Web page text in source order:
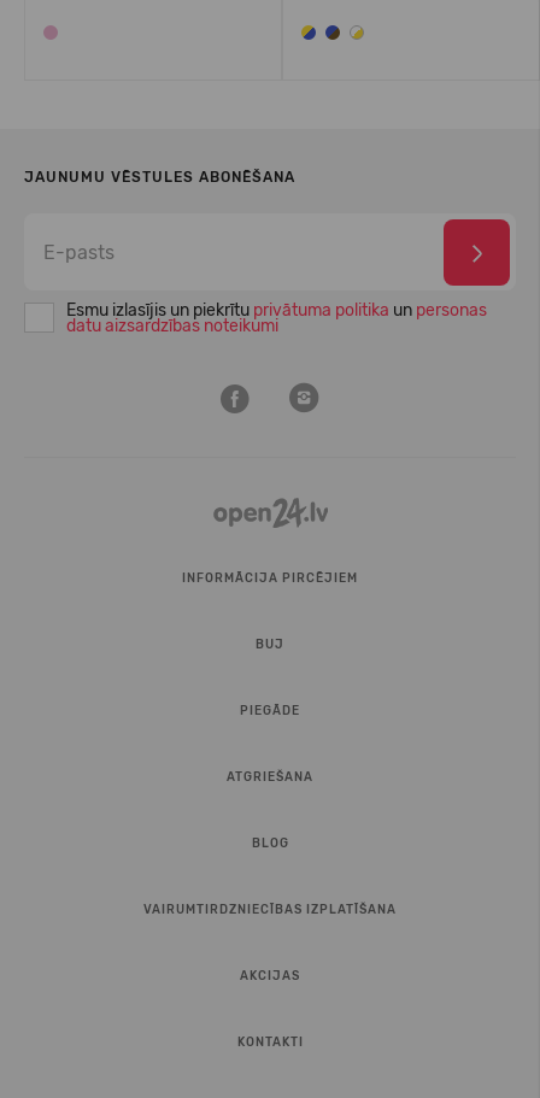
JAUNUMU VĒSTULES ABONĒŠANA
Esmu izlasījis un piekrītu privātuma politika un personas
datu aizsardzības noteikumi
INFORMĀCIJA PIRCĒJIEM
BUJ
PIEGĀDE
ATGRIEŠANA
BLOG
VAIRUMTIRDZNIECĪBAS IZPLATĪŠANA
AKCIJAS
KONTAKTI